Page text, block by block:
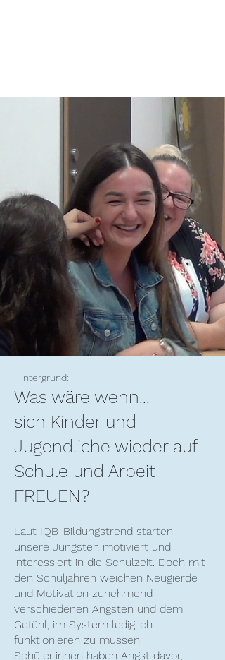
Hintergrund:
Was wäre wenn...
sich Kinder und
Jugendliche wieder auf
Schule und Arbeit
FREUEN?
Laut IQB-Bildungstrend starten
unsere Jüngsten motiviert und
interessiert in die Schulzeit. Doch mit
den Schuljahren weichen Neugierde
und Motivation zunehmend
verschiedenen Ängsten und dem
Gefühl, im System lediglich
funktionieren zu müssen.
Schüler:innen haben Angst davor,